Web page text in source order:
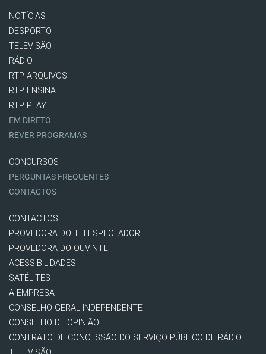
NOTÍCIAS
DESPORTO
TELEVISÃO
RÁDIO
RTP ARQUIVOS
RTP ENSINA
RTP PLAY
EM DIRETO
REVER PROGRAMAS
CONCURSOS
PERGUNTAS FREQUENTES
CONTACTOS
CONTACTOS
PROVEDORA DO TELESPECTADOR
PROVEDORA DO OUVINTE
ACESSIBILIDADES
SATÉLITES
A EMPRESA
CONSELHO GERAL INDEPENDENTE
CONSELHO DE OPINIÃO
CONTRATO DE CONCESSÃO DO SERVIÇO PÚBLICO DE RÁDIO E